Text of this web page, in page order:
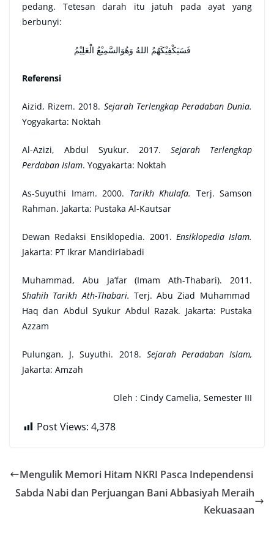
pedang. Tetesan darah itu jatuh pada ayat yang
berbunyi:
Referensi
Aizid, Rizem. 2018. Sejarah Terlengkap Peradaban Dunia.
Yogyakarta: Noktah
Al-Azizi, Abdul Syukur. 2017. Sejarah Terlengkap
Perdaban Islam. Yogyakarta: Noktah
As-Suyuthi Imam. 2000. Tarikh Khulafa. Terj. Samson
Rahman. Jakarta: Pustaka Al-Kautsar
Dewan Redaksi Ensiklopedia. 2001. Ensiklopedia Islam.
Jakarta: PT Ikrar Mandiriabadi
Muhammad, Abu Ja’far (Imam Ath-Thabari). 2011.
Shahih Tarikh Ath-Thabari. Terj. Abu Ziad Muhammad
Haq dan Abdul Syukur Abdul Razak. Jakarta: Pustaka
Azzam
Pulungan, J. Suyuthi. 2018. Sejarah Peradaban Islam,
Jakarta: Amzah
Oleh : Cindy Camelia, Semester III
Post Views: 4,378
Mengulik Memori Hitam NKRI Pasca Independensi
Sabda Nabi dan Perjuangan Bani Abbasiyah Meraih
Kekuasaan